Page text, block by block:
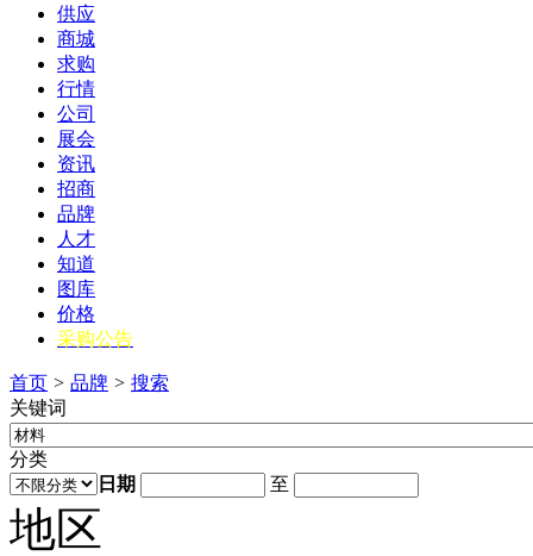
供应
商城
求购
行情
公司
展会
资讯
招商
品牌
人才
知道
图库
价格
采购公告
首页 > 品牌 > 搜索
关键词
分类
日期
至
地区